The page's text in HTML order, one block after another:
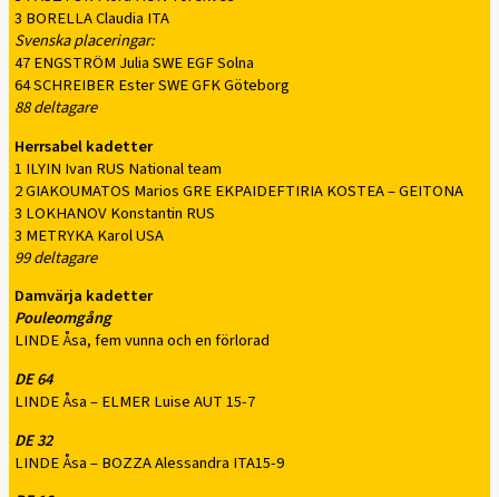
3 BORELLA Claudia ITA
Svenska placeringar:
47 ENGSTRÖM Julia SWE EGF Solna
64 SCHREIBER Ester SWE GFK Göteborg
88 deltagare
Herrsabel kadetter
1 ILYIN Ivan RUS National team
2 GIAKOUMATOS Marios GRE EKPAIDEFTIRIA KOSTEA – GEITONA
3 LOKHANOV Konstantin RUS
3 METRYKA Karol USA
99 deltagare
Damvärja kadetter
Pouleomgång
LINDE Åsa, fem vunna och en förlorad
DE 64
LINDE Åsa – ELMER Luise AUT 15-7
DE 32
LINDE Åsa – BOZZA Alessandra ITA15-9